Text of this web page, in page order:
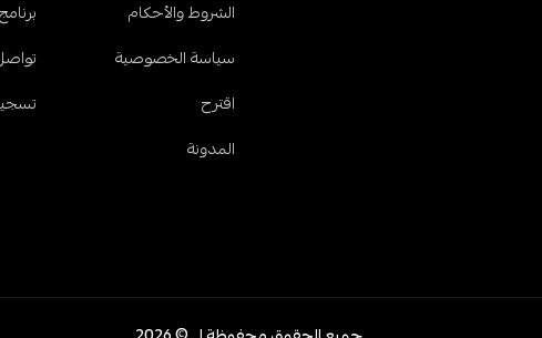
الشروط والأحكام
سياسة الخصوصية
اقترح
المدونة